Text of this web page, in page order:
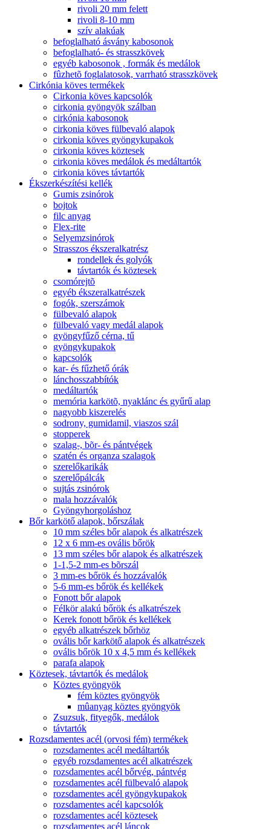
rivoli 20 mm felett
rivoli 8-10 mm
szív alakúak
befoglalható ásvány kabosonok
befoglalható- és strasszkövek
egyéb kabosonok , formák és medálok
fûzhetõ foglalatosok, varrható strasszkövek
Cirkónia köves termékek
Cirkonia köves kapcsolók
cirkonia gyöngyök szálban
cirkónia kabosonok
cirkonia köves fülbevaló alapok
cirkonia köves gyöngykupakok
cirkonia köves köztesek
cirkonia köves medálok és medáltartók
cirkonia köves távtartók
Ékszerkészítési kellék
Gumis zsinórok
bojtok
filc anyag
Flex-rite
Selyemzsinórok
Strasszos ékszeralkatrész
rondellek és golyók
távtartók és köztesek
csomórejtõ
egyéb ékszeralkatrészek
fogók, szerszámok
fülbevaló alapok
fülbevaló vagy medál alapok
gyöngyfűző cérna, tű
gyöngykupakok
kapcsolók
kar- és fűzhető órák
lánchosszabbítók
medáltartók
memória karkötõ, nyaklánc és gyűrű alap
nagyobb kiszerelés
sodrony, gumidamil, viaszos szál
stopperek
szalag-, bõr- és pántvégek
szatén és organza szalagok
szerelőkarikák
szerelőpálcák
sujtás zsinórok
mala hozzávalók
Gyöngyhorgoláshoz
Bőr karkötő alapok, bőrszálak
10 mm széles bőr alapok és alkatrészek
12 x 6 mm-es ovális bőrök
13 mm széles bőr alapok és alkatrészek
1-1,5-2 mm-es bõrszál
3 mm-es bőrök és hozzávalók
5-6 mm-es bőrök és kellékek
Fonott bőr alapok
Félkör alakú bőrök és alkatrészek
Kerek fonott bőrök és kellékek
egyéb alkatrészek bőrhöz
ovális bőr karkötő alapok és alkatrészek
ovális bőrök 10 x 4,5 mm és kellékek
parafa alapok
Köztesek, távtartók és medálok
Köztes gyöngyök
fém köztes gyöngyök
mûanyag köztes gyöngyök
Zsuzsuk, fityegők, medálok
távtartók
Rozsdamentes acél (orvosi fém) termékek
rozsdamentes acél medáltartók
egyéb rozsdamentes acél alkatrészek
rozsdamentes acél bőrvég, pántvég
rozsdamentes acél fülbevaló alapok
rozsdamentes acél gyöngykupakok
rozsdamentes acél kapcsolók
rozsdamentes acél köztesek
rozsdamentes acél láncok